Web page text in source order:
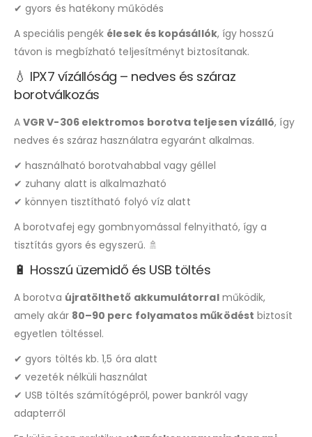
✔ gyors és hatékony működés
A speciális pengék élesek és kopásállók, így hosszú
távon is megbízható teljesítményt biztosítanak.
💧 IPX7 vízállóság – nedves és száraz
borotválkozás
AVGR V-306 elektromos borotva teljesen vízálló, így
nedves és száraz használatra egyaránt alkalmas.
✔ használható borotvahabbal vagy géllel
✔ zuhany alatt is alkalmazható
✔ könnyen tisztítható folyó víz alatt
A borotvafej egy gombnyomással felnyitható, így a
tisztítás gyors és egyszerű. 🚿
🔋 Hosszú üzemidő és USB töltés
A borotva újratölthető akkumulátorralműködik,
amely akár 80–90 perc folyamatos működést biztosít
egyetlen töltéssel.
✔ gyors töltés kb. 1,5 óra alatt
✔ vezeték nélküli használat
✔ USB töltés számítógépről, power bankról vagy
adapterről